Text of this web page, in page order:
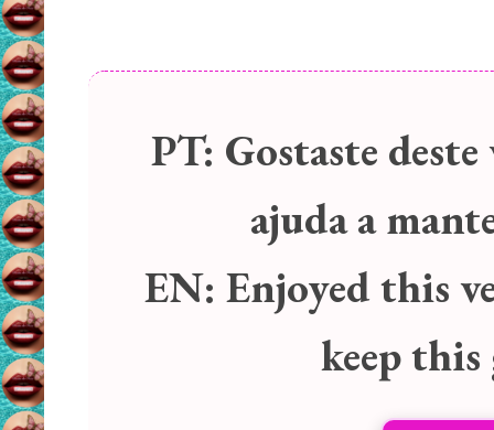
PT: Gostaste
ajuda a
EN: Enjoyed this
keep